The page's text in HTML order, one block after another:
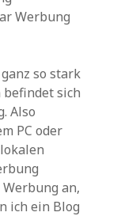
Werbung
so stark
sich
Also
PC oder
an,
ich ein Blog